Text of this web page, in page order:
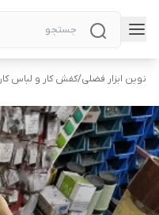
نوین ابزار فضلی/کفش کار و لباس کار